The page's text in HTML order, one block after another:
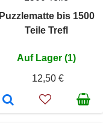
Puzzlematte bis 1500
Teile Trefl
Auf Lager (1)
12,50 €